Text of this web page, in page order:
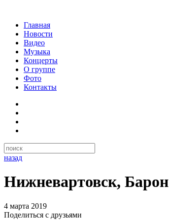
Главная
Новости
Видео
Музыка
Концерты
О группе
Фото
Контакты
назад
Нижневартовск, Барон
4 марта 2019
Поделиться с друзьями